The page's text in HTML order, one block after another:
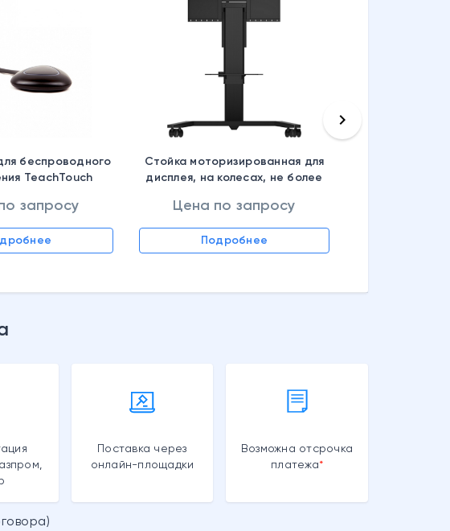
беспроводного
TeachTouch
смзапросу
Стойка моторизированная для
дисплея, на колесах, не более
Цена по запросу
Подробнее
keyboard_arrow_right
Поставка через
онлайн-площадки
Возможна отсрочка
платежа